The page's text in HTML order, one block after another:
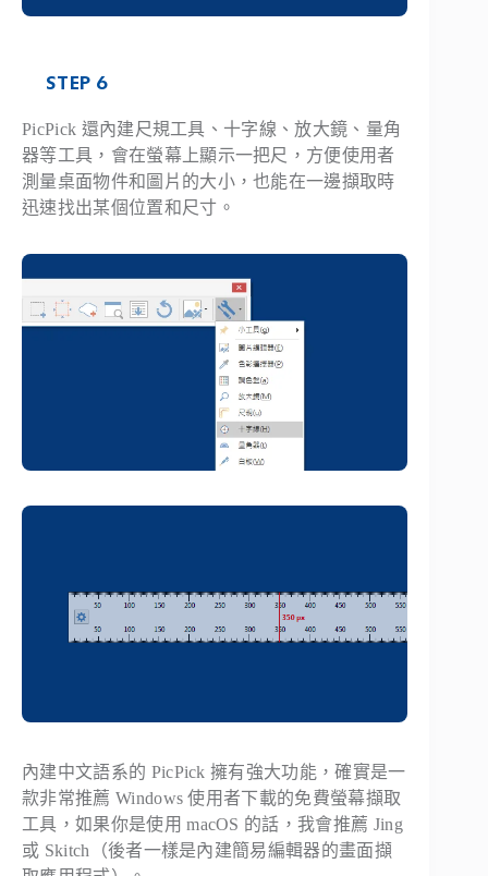
STEP 6
PicPick 還內建尺規工具、十字線、放大鏡、量角
器等工具，會在螢幕上顯示一把尺，方便使用者
測量桌面物件和圖片的大小，也能在一邊擷取時
迅速找出某個位置和尺寸。
內建中文語系的 PicPick 擁有強大功能，確實是一
款非常推薦 Windows 使用者下載的免費螢幕擷取
工具，如果你是使用 macOS 的話，我會推薦 Jing
或 Skitch（後者一樣是內建簡易編輯器的畫面擷